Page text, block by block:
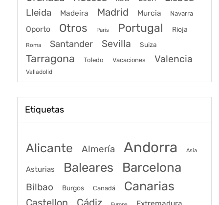
Lleida Madeira Madrid Murcia Navarra
Oporto Otros Paris Portugal Rioja
Roma Santander Sevilla Suiza
Tarragona Toledo Vacaciones Valencia
Valladolid
Etiquetas
Alicante Almería Andorra Asia
Asturias Baleares Barcelona
Bilbao Burgos Canadá Canarias
Castellon Cádiz